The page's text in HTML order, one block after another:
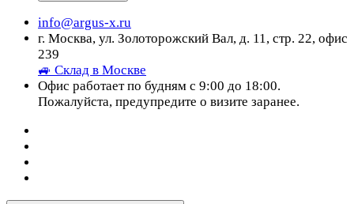
info@argus-x.ru
г. Москва, ул. Золоторожский Вал, д. 11, стр. 22, офис
239
🚙 Склад в Москве
Офис работает по будням с 9:00 до 18:00.
Пожалуйста, предупредите о визите заранее.